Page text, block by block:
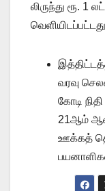
லிருந்து ரூ. 1
வரவு
கோடி
21ஆம்
ஊக்கத்